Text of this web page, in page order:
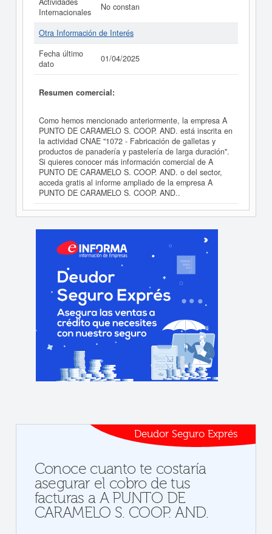
Internacionales
No constan
Otra Información de Interés
Fecha último
dato
01/04/2025
Resumen comercial:
Como hemos mencionado anteriormente, la empresa A
PUNTO DE CARAMELO S. COOP. AND. está inscrita en
la actividad CNAE "1072 - Fabricación de galletas y
productos de panadería y pastelería de larga duración".
Si quieres conocer más información comercial de A
PUNTO DE CARAMELO S. COOP. AND. o del sector,
acceda gratis al informe ampliado de la empresa A
PUNTO DE CARAMELO S. COOP. AND..
Deudor Seguro Exprés
Conoce cuanto te costaría
asegurar el cobro de tus
facturas a A PUNTO DE
CARAMELO S. COOP. AND.